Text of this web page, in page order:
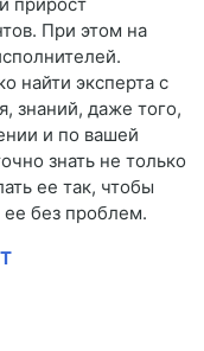
При этом на
найти эксперта с
знаний, даже того,
и по вашей
знать не только
ее так, чтобы
без проблем.